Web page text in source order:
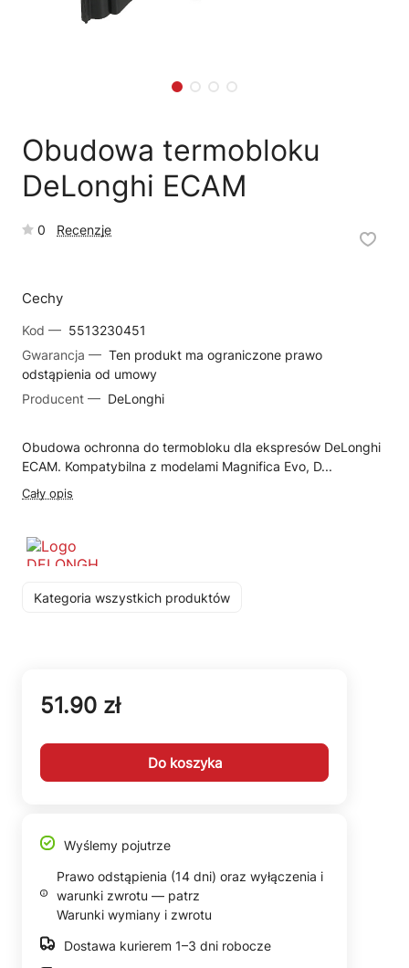
Obudowa termobloku
DeLonghi ECAM
0 Recenzje
Cechy
Kod — 5513230451
Gwarancja — Ten produkt ma ograniczone prawo
odstąpienia od umowy
Producent — DeLonghi
Obudowa ochronna do termobloku dla ekspresów DeLonghi
ECAM. Kompatybilna z modelami Magnifica Evo, D...
Cały opis
Kategoria wszystkich produktów
51.90 zł
Do koszyka
Wyślemy pojutrze
Prawo odstąpienia (14 dni) oraz wyłączenia i
warunki zwrotu — patrz
Warunki wymiany i zwrotu
Dostawa kurierem 1–3 dni robocze